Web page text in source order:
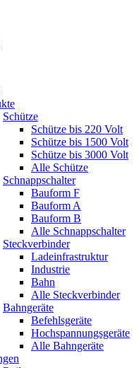
Schütze
Schütze bis 220 Volt
Schütze bis 1500 Volt
Schütze bis 3000 Volt
Alle Schütze
Schnappschalter
Bauform F
Bauform A
Bauform B
Alle Schnappschalter
Steckverbinder
Ladeinfrastruktur
Industrie
Bahn
Alle Steckverbinder
Bahngeräte
Befehlsgeräte
Hochspannungsgeräte
Alle Bahngeräte